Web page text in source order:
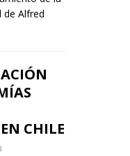
de Alfred
CHILE